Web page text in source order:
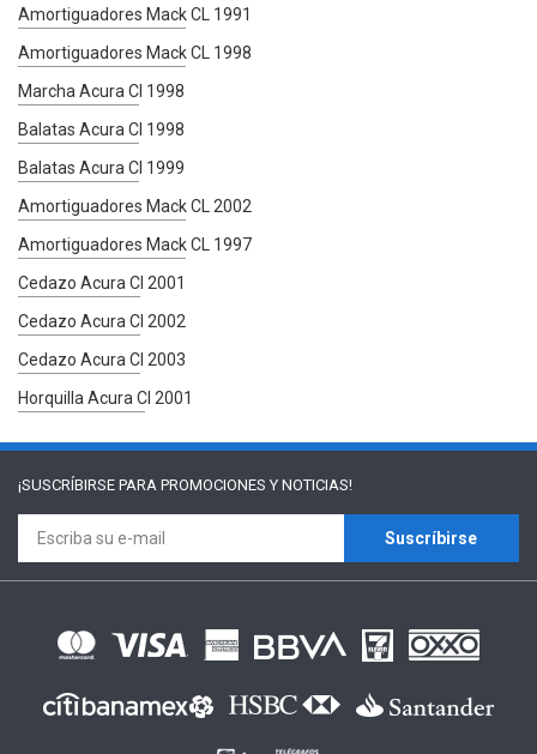
Amortiguadores Mack CL 1991
Amortiguadores Mack CL 1998
Marcha Acura Cl 1998
Balatas Acura Cl 1998
Balatas Acura Cl 1999
Amortiguadores Mack CL 2002
Amortiguadores Mack CL 1997
Cedazo Acura Cl 2001
Cedazo Acura Cl 2002
Cedazo Acura Cl 2003
Horquilla Acura Cl 2001
¡SUSCRÍBIRSE PARA PROMOCIONES Y NOTICIAS!
Suscríbirse